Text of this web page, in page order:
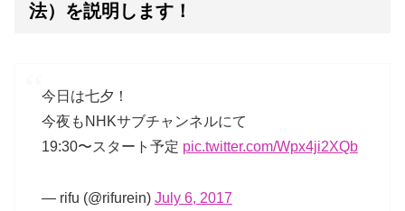
法）を説明します！
今日は七夕！
今夜もNHKサブチャンネルにて
19:30〜スタート予定 pic.twitter.com/Wpx4ji2XQb
— rifu (@rifurein) July 6, 2017